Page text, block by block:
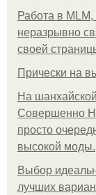
Работа в
неразрывно
своей
Прически на
На
Совершенно
просто
высокой моды.
Выбор
лучших